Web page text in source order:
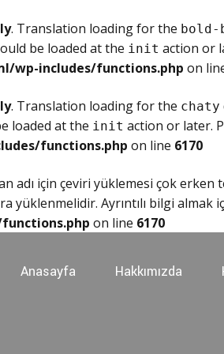
. Translation loading for the
be loaded at the init action or
wp-includes/functions.php on
. Translation loading for the chaty
loaded at the init action or later.
functions.php on line 6170
adı için çeviri yüklemesi çok
yüklenmelidir. Ayrıntılı bilgi almak
on line 6170
Anasayfa Hakkımızda